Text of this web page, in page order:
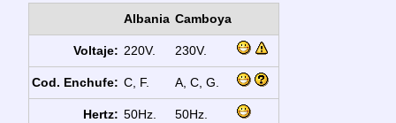
Albania Camboya
Voltaje: 220V. 230V.
Cod. Enchufe: C, F. A, C, G.
Hertz: 50Hz. 50Hz.